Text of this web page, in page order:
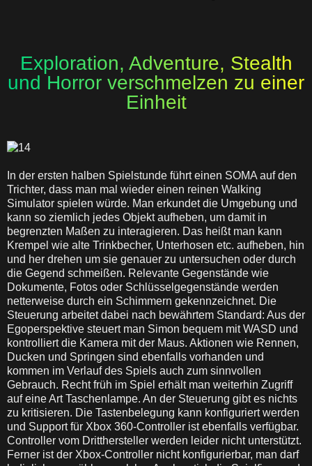
Exploration, Adventure, Stealth
und Horror verschmelzen zu einer
Einheit
In der ersten halben Spielstunde führt einen SOMA auf den
Trichter, dass man mal wieder einen reinen Walking
Simulator spielen würde. Man erkundet die Umgebung und
kann so ziemlich jedes Objekt aufheben, um damit in
begrenzten Maßen zu interagieren. Das heißt man kann
Krempel wie alte Trinkbecher, Unterhosen etc. aufheben, hin
und her drehen um sie genauer zu untersuchen oder durch
die Gegend schmeißen. Relevante Gegenstände wie
Dokumente, Fotos oder Schlüsselgegenstände werden
netterweise durch ein Schimmern gekennzeichnet. Die
Steuerung arbeitet dabei nach bewährtem Standard: Aus der
Egoperspektive steuert man Simon bequem mit WASD und
kontrolliert die Kamera mit der Maus. Aktionen wie Rennen,
Ducken und Springen sind ebenfalls vorhanden und
kommen im Verlauf des Spiels auch zum sinnvollen
Gebrauch. Recht früh im Spiel erhält man weiterhin Zugriff
auf eine Art Taschenlampe. An der Steuerung gibt es nichts
zu kritisieren. Die Tastenbelegung kann konfiguriert werden
und Support für Xbox 360-Controller ist ebenfalls verfügbar.
Controller vom Dritthersteller werden leider nicht unterstützt.
Ferner ist der Xbox-Controller nicht konfigurierbar, man darf